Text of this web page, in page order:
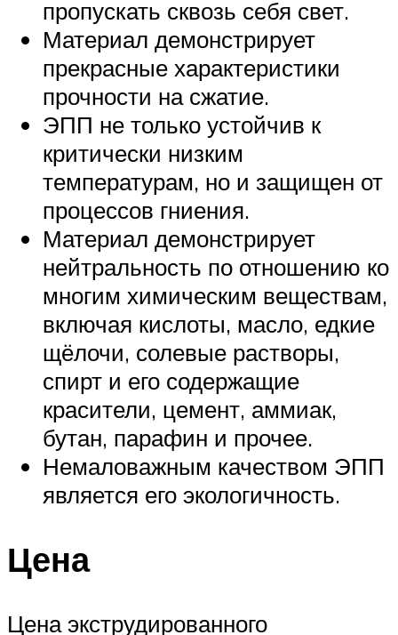
пропускать сквозь себя свет.
Материал демонстрирует
прекрасные характеристики
прочности на сжатие.
ЭПП не только устойчив к
критически низким
температурам, но и защищен от
процессов гниения.
Материал демонстрирует
нейтральность по отношению ко
многим химическим веществам,
включая кислоты, масло, едкие
щёлочи, солевые растворы,
спирт и его содержащие
красители, цемент, аммиак,
бутан, парафин и прочее.
Немаловажным качеством ЭПП
является его экологичность.
Цена
Цена экструдированного